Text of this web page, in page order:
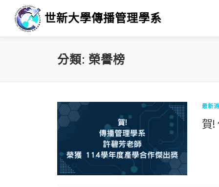
要
世新大學傳播管理學系
分類: 榮譽榜
最新
賀!